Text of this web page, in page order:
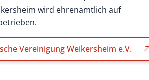
wird ehrenamtlich auf
Vereinigung Weikersheim e.V.